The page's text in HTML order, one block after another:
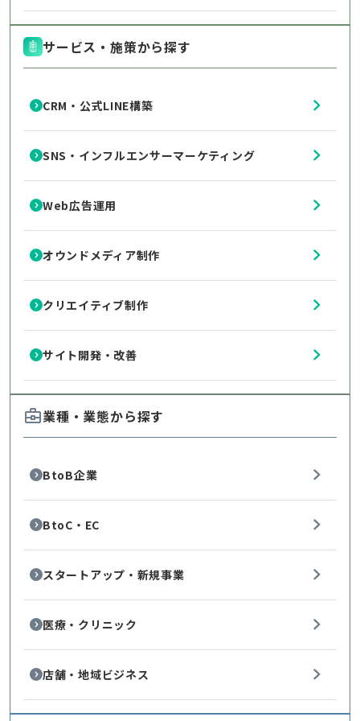
サービス・施策から探す
CRM・公式LINE構築
SNS・インフルエンサーマーケティング
Web広告運用
オウンドメディア制作
クリエイティブ制作
サイト開発・改善
業種・業態から探す
BtoB企業
BtoC・EC
スタートアップ・新規事業
医療・クリニック
店舗・地域ビジネス